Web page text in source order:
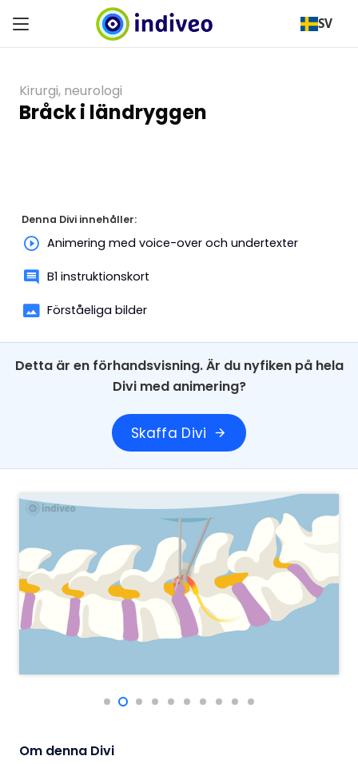
SV
Kirurgi, neurologi
Bråck i ländryggen
Denna Divi innehåller:
Animering med voice-over och undertexter
B1 instruktionskort
Förståeliga bilder
Detta är en förhandsvisning. Är du nyfiken på hela
Divi med animering?
Skaffa Divi arrow_forward
Om denna Divi